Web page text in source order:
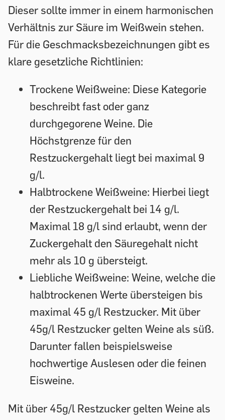
Dieser sollte immer in einem harmonischen
Verhältnis zur Säure im Weißwein stehen.
Für die Geschmacksbezeichnungen gibt es
klare gesetzliche Richtlinien:
Trockene Weißweine: Diese Kategorie
beschreibt fast oder ganz
durchgegorene Weine. Die
Höchstgrenze für den
Restzuckergehalt liegt bei maximal 9
g/l.
Halbtrockene Weißweine: Hierbei liegt
der Restzuckergehalt bei 14 g/l.
Maximal 18 g/l sind erlaubt, wenn der
Zuckergehalt den Säuregehalt nicht
mehr als 10 g übersteigt.
Liebliche Weißweine: Weine, welche die
halbtrockenen Werte übersteigen bis
maximal 45 g/l Restzucker. Mit über
45g/l Restzucker gelten Weine als süß.
Darunter fallen beispielsweise
hochwertige Auslesen oder die feinen
Eisweine.
Mit über 45g/l Restzucker gelten Weine als